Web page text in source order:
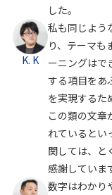
した。
K. K
私も同じよう
り、テーマも
ーニングはで
する項目をあ
を実現するた
この類の文章
れているとい
関しては、と
感謝していま
数字はわかり